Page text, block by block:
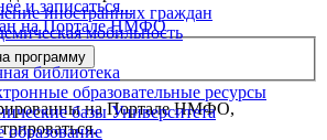
иностранных граждан
мобильность
библиотека
образовательные ресурсы
базы Университета
образование
и записаться...
на Портале НМФО
программу
на Портале НМФО,